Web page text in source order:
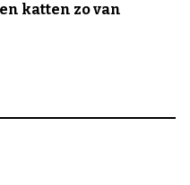
katten zo van